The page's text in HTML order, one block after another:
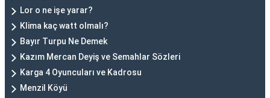
Lor o ne işe yarar?
Klima kaç watt olmalı?
Bayır Turpu Ne Demek
Kazım Mercan Deyiş ve Semahlar Sözleri
Karga 4 Oyuncuları ve Kadrosu
Menzil Köyü